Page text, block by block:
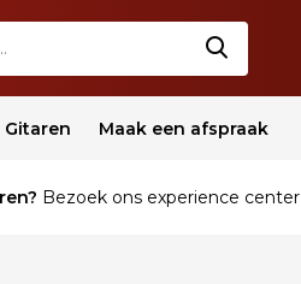
Gitaren Maak een afspraak
Bezoek ons experience center